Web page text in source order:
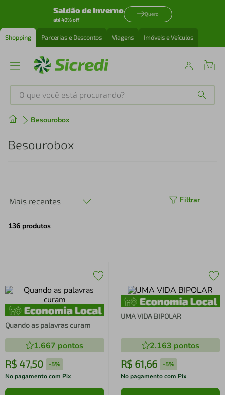
Saldão de inverno
até 40% off
Quero
Shopping Parcerias e Descontos Viagens Imóveis e Veículos
O que você está procurando?
Besourobox
Besourobox
Mais recentes Filtrar
136 produtos
Quando as palavras curam
1.667 pontos
R$ 47,50 -5%
No pagamento com Pix
UMA VIDA BIPOLAR
2.163 pontos
R$ 61,66 -5%
No pagamento com Pix
Produtos mais buscados
tenis
perfume
4º air fryer